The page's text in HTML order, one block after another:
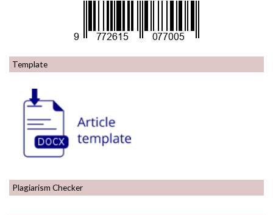
Template
Plagiarism Checker